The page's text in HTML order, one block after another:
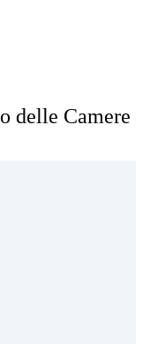
delle Camere